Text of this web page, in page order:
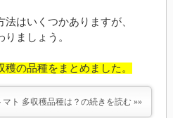
はいくつかありますが、
ましょう。
の品種をまとめました。
マト 多収穫品種は？の続きを読む »»